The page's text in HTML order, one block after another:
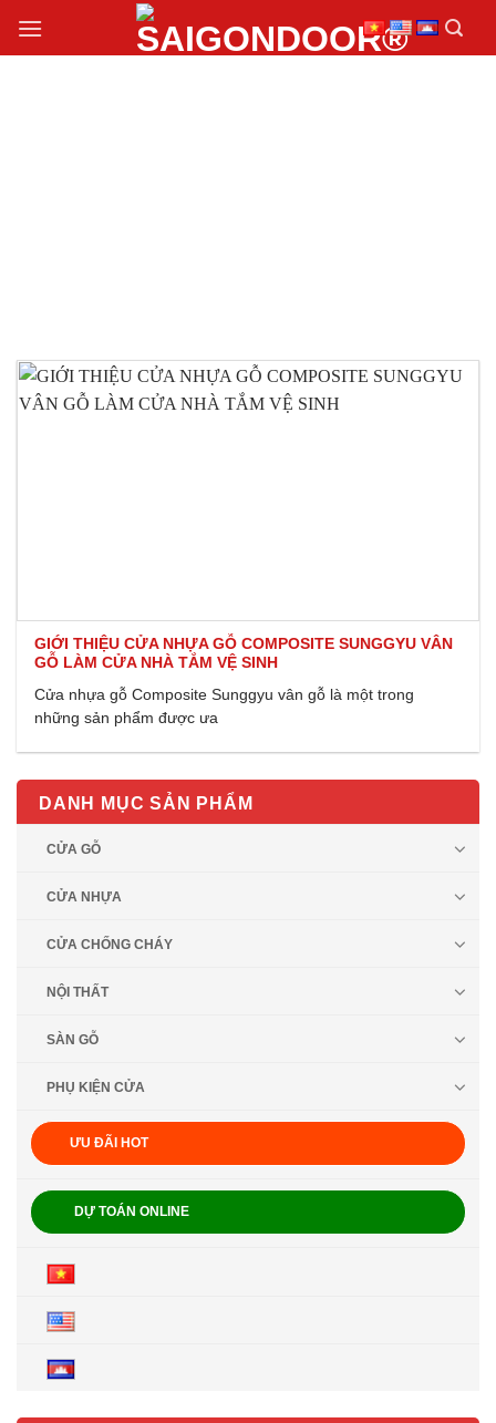
đến
GIỚI THIỆU CỬA NHỰA GỖ COMPOSITE SUNGGYU VÂN
GỖ LÀM CỬA NHÀ TẮM VỆ SINH
Cửa nhựa gỗ Composite Sunggyu vân gỗ là một trong
những sản phẩm được ưa
DANH MỤC SẢN PHẨM
CỬA GỖ
CỬA NHỰA
CỬA CHỐNG CHÁY
NỘI THẤT
SÀN GỖ
PHỤ KIỆN CỬA
ƯU ĐÃI HOT
DỰ TOÁN ONLINE